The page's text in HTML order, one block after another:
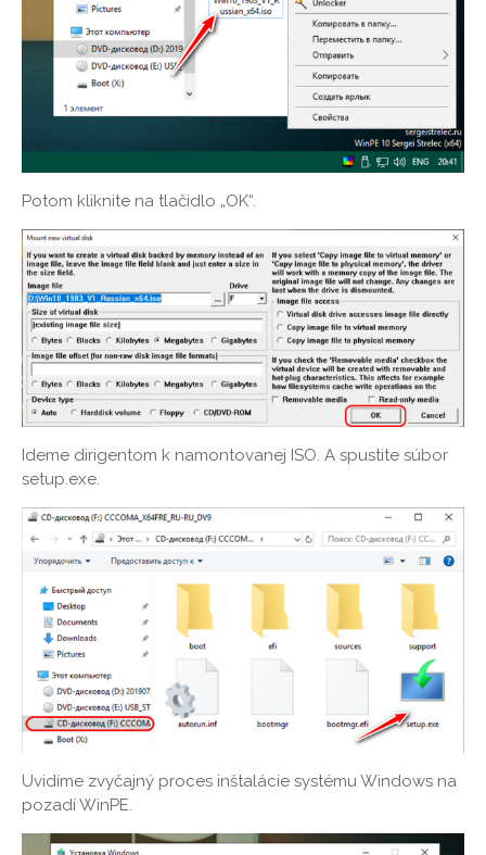
Potom kliknite na tlačidlo „OK“.
Ideme dirigentom k namontovanej ISO. A spustite súbor
setup.exe.
Uvidíme zvyčajný proces inštalácie systému Windows na
pozadí WinPE.